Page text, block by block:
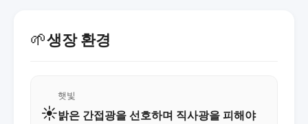
🌱생장 환경
☀️
햇빛
밝은 간접광을 선호하며 직사광을 피해야